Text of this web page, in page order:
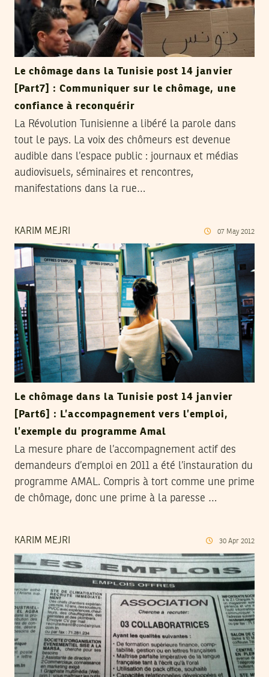
Le chômage dans la Tunisie post 14 janvier
[Part7] : Communiquer sur le chômage, une
confiance à reconquérir
La Révolution Tunisienne a libéré la parole dans
tout le pays. La voix des chômeurs est devenue
audible dans l’espace public : journaux et médias
audiovisuels, séminaires et rencontres,
manifestations dans la rue…
KARIM MEJRI 07 May 2012
Le chômage dans la Tunisie post 14 janvier
[Part6] : L’accompagnement vers l’emploi,
l’exemple du programme Amal
La mesure phare de l’accompagnement actif des
demandeurs d’emploi en 2011 a été l’instauration du
programme AMAL. Compris à tort comme une prime
de chômage, donc une prime à la paresse …
KARIM MEJRI 30 Apr 2012